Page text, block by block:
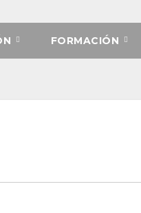
FORMACIÓN